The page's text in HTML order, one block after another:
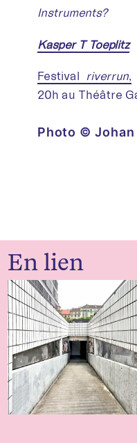
Instruments?
Kasper T Toeplitz
Festival riverrun,
20h au Théâtre
Photo © Johan
En lien